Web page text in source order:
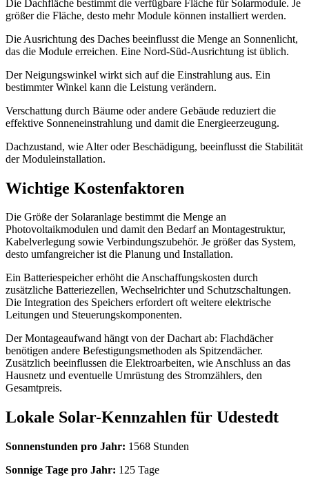
Die Dachfläche bestimmt die verfügbare Fläche für Solarmodule. Je
größer die Fläche, desto mehr Module können installiert werden.
Die Ausrichtung des Daches beeinflusst die Menge an Sonnenlicht,
das die Module erreichen. Eine Nord-Süd-Ausrichtung ist üblich.
Der Neigungswinkel wirkt sich auf die Einstrahlung aus. Ein
bestimmter Winkel kann die Leistung verändern.
Verschattung durch Bäume oder andere Gebäude reduziert die
effektive Sonneneinstrahlung und damit die Energieerzeugung.
Dachzustand, wie Alter oder Beschädigung, beeinflusst die Stabilität
der Moduleinstallation.
Wichtige Kostenfaktoren
Die Größe der Solaranlage bestimmt die Menge an
Photovoltaikmodulen und damit den Bedarf an Montagestruktur,
Kabelverlegung sowie Verbindungszubehör. Je größer das System,
desto umfangreicher ist die Planung und Installation.
Ein Batteriespeicher erhöht die Anschaffungskosten durch
zusätzliche Batteriezellen, Wechselrichter und Schutzschaltungen.
Die Integration des Speichers erfordert oft weitere elektrische
Leitungen und Steuerungskomponenten.
Der Montageaufwand hängt von der Dachart ab: Flachdächer
benötigen andere Befestigungsmethoden als Spitzendächer.
Zusätzlich beeinflussen die Elektroarbeiten, wie Anschluss an das
Hausnetz und eventuelle Umrüstung des Stromzählers, den
Gesamtpreis.
Lokale Solar-Kennzahlen für Udestedt
Sonnenstunden pro Jahr: 1568 Stunden
Sonnige Tage pro Jahr: 125 Tage